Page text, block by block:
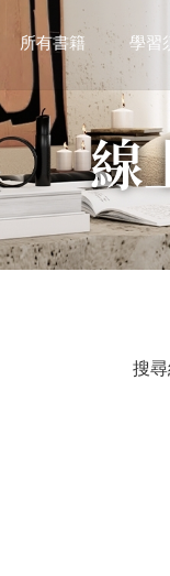
所有書籍 學習
線
搜尋